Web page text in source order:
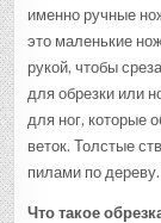
именно ручные
это маленькие
рукой, чтобы
для обрезки или
для ног, которые
веток. Толстые
пилами по дереву.
Что такое